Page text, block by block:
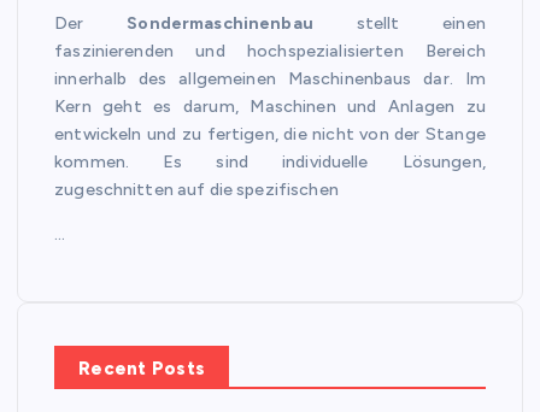
Der Sondermaschinenbau stellt einen
faszinierenden und hochspezialisierten Bereich
innerhalb des allgemeinen Maschinenbaus dar. Im
Kern geht es darum, Maschinen und Anlagen zu
entwickeln und zu fertigen, die nicht von der Stange
kommen. Es sind individuelle Lösungen,
zugeschnitten auf die spezifischen
…
Recent Posts